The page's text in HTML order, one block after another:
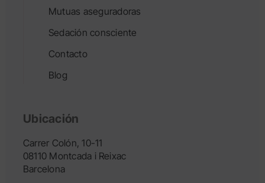
Mutuas aseguradoras
Sedación consciente
Contacto
Blog
Ubicación
Carrer Colón, 10-11
08110 Montcada i Reixac
Barcelona